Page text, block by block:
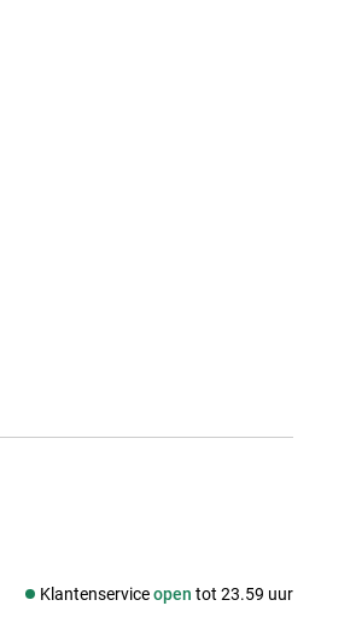
Klantenserviceopen tot 23.59 uur